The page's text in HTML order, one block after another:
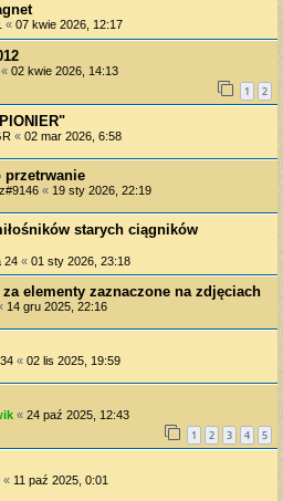
« 07 kwie 2026, 12:17
« 02 kwie 2026, 14:13
1 2
« 02 mar 2026, 6:58
przetrwanie
« 19 sty 2026, 22:19
starych ciągników
24 « 01 sty 2026, 23:18
elementy zaznaczone na zdjęciach
14 gru 2025, 22:16
« 02 lis 2025, 19:59
« 24 paź 2025, 12:43
1 2 3 4 5
« 11 paź 2025, 0:01